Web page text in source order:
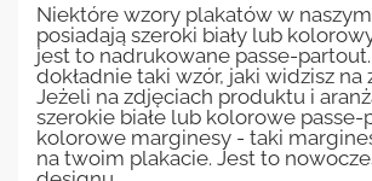
Niektóre wzory plakatów w
posiadają szeroki biały lub
jest to nadrukowane passe-
dokładnie taki wzór, jaki widzisz na
Jeżeli na zdjęciach produktu i
szerokie białe lub kolorowe passe-
kolorowe marginesy - taki
na twoim plakacie. Jest to